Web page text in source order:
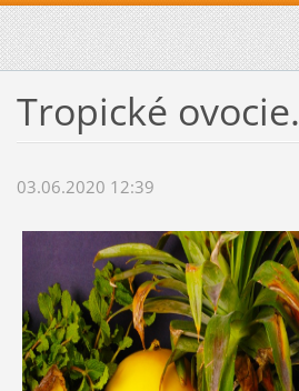
Tropické ovocie.
03.06.2020 12:39